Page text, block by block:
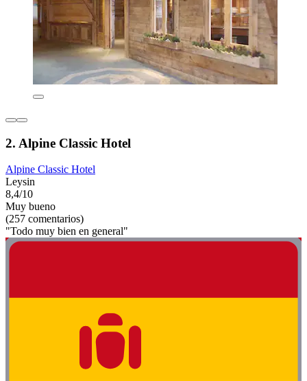
2. Alpine Classic Hotel
Alpine Classic Hotel
Leysin
8,4/10
Muy bueno
(257 comentarios)
"Todo muy bien en general"